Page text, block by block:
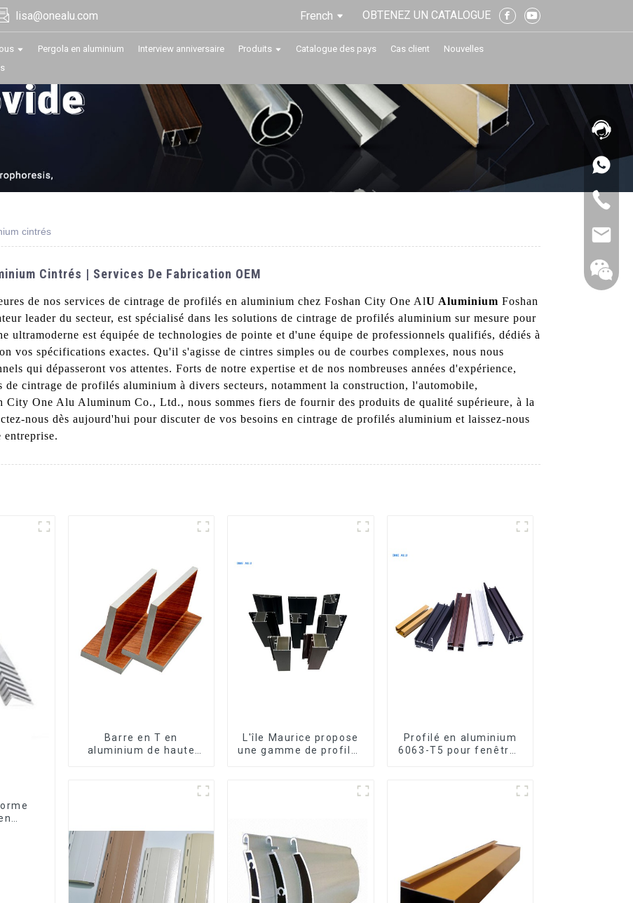
lisa@onealu.com French OBTENEZ UN CATALOGUE
Pergola en aluminium Interview anniversaire Produits Catalogue des pays Cas client
Nouvelles
cintrés
Cintrés | Services De Fabrication OEM
de nos services de cintrage de profilés en aluminium chez Foshan City One AlU Aluminium Foshan
leader du secteur, est spécialisé dans les solutions de cintrage de profilés aluminium sur mesure pour
ultramoderne est équipée de technologies de pointe et d'une équipe de professionnels qualifiés, dédiés à
vos spécifications exactes. Qu'il s'agisse de cintres simples ou de courbes complexes, nous nous
qui dépasseront vos attentes. Forts de notre expertise et de nos nombreuses années d'expérience,
de cintrage de profilés aluminium à divers secteurs, notamment la construction, l'automobile,
City One Alu Aluminum Co., Ltd., nous sommes fiers de fournir des produits de qualité supérieure, à la
nous dès aujourd'hui pour discuter de vos besoins en cintrage de profilés aluminium et laissez-nous
Barre en T en
aluminium de haute
L'île Maurice propose
une gamme de profilés
Profilé en aluminium
6063-T5 pour fenêtres